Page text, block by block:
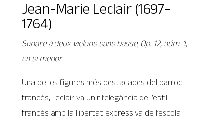
Jean-Marie Leclair (1697–
1764)
Sonate à deux violons sans basse, Op. 12, núm. 1,
en si menor
Una de les figures més destacades del barroc
francès, Leclair va unir l’elegància de l’estil
francès amb la llibertat expressiva de l’escola